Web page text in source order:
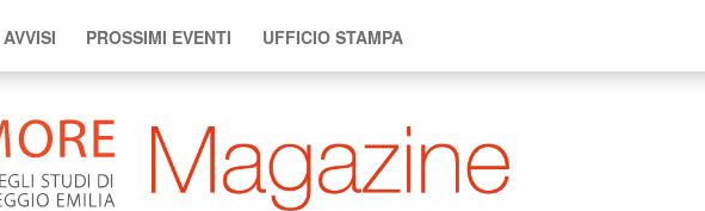
AVVISI PROSSIMI EVENTI UFFICIO STAMPA